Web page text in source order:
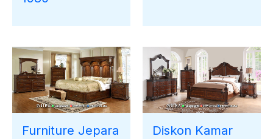
Furniture Jepara
Diskon Kamar